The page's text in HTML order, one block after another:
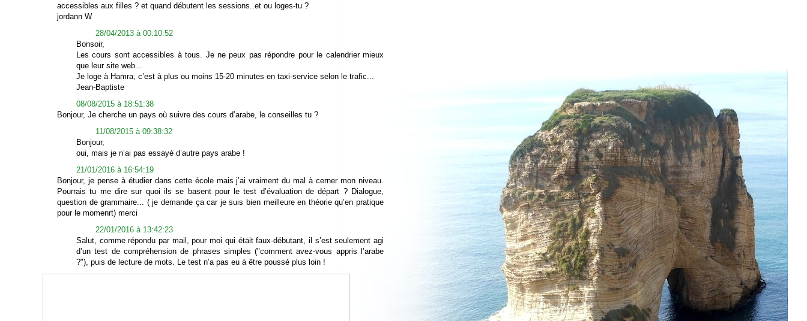
accessibles aux filles ? et quand débutent les sessions..et ou loges-tu ?
jordann W
28/04/2013 à 00:10:52
Bonsoir,
Les cours sont accessibles à tous. Je ne peux pas répondre pour le calendrier mieux
que leur site web...
Je loge à Hamra, c’est à plus ou moins 15-20 minutes en taxi-service selon le trafic...
Jean-Baptiste
08/08/2015 à 18:51:38
Bonjour, Je cherche un pays où suivre des cours d’arabe, le conseilles tu ?
11/08/2015 à 09:38:32
Bonjour,
oui, mais je n’ai pas essayé d’autre pays arabe !
21/01/2016 à 16:54:19
Bonjour, je pense à étudier dans cette école mais j’ai vraiment du mal à cerner mon niveau.
Pourrais tu me dire sur quoi ils se basent pour le test d’évaluation de départ ? Dialogue,
question de grammaire... ( je demande ça car je suis bien meilleure en théorie qu’en pratique
pour le momenrt) merci
22/01/2016 à 13:42:23
Salut, comme répondu par mail, pour moi qui était faux-débutant, il s’est seulement agi
d’un test de compréhension de phrases simples ("comment avez-vous appris l’arabe
?"), puis de lecture de mots. Le test n’a pas eu à être poussé plus loin !